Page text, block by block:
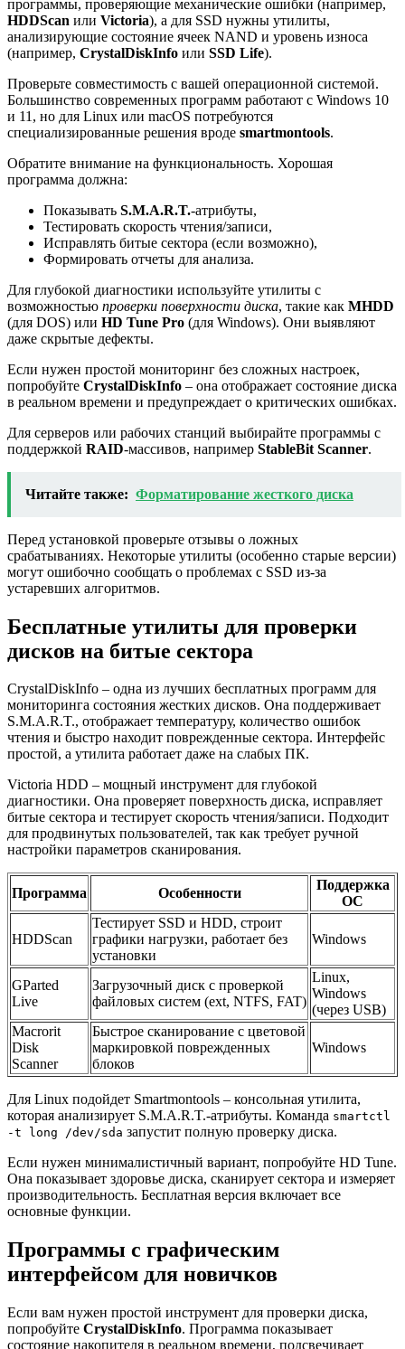
программы, проверяющие механические ошибки (например,
HDDScan или Victoria), а для SSD нужны утилиты,
анализирующие состояние ячеек NAND и уровень износа
(например, CrystalDiskInfo или SSD Life).
Проверьте совместимость с вашей операционной системой.
Большинство современных программ работают с Windows 10
и 11, но для Linux или macOS потребуются
специализированные решения вроде smartmontools.
Обратите внимание на функциональность. Хорошая
программа должна:
Показывать S.M.A.R.T.-атрибуты,
Тестировать скорость чтения/записи,
Исправлять битые сектора (если возможно),
Формировать отчеты для анализа.
Для глубокой диагностики используйте утилиты с
возможностью проверки поверхности диска, такие как MHDD
(для DOS) или HD Tune Pro (для Windows). Они выявляют
даже скрытые дефекты.
Если нужен простой мониторинг без сложных настроек,
попробуйте CrystalDiskInfo – она отображает состояние диска
в реальном времени и предупреждает о критических ошибках.
Для серверов или рабочих станций выбирайте программы с
поддержкой RAID-массивов, например StableBit Scanner.
Читайте также: Форматирование жесткого диска
Перед установкой проверьте отзывы о ложных
срабатываниях. Некоторые утилиты (особенно старые версии)
могут ошибочно сообщать о проблемах с SSD из-за
устаревших алгоритмов.
Бесплатные утилиты для проверки
дисков на битые сектора
CrystalDiskInfo – одна из лучших бесплатных программ для
мониторинга состояния жестких дисков. Она поддерживает
S.M.A.R.T., отображает температуру, количество ошибок
чтения и быстро находит поврежденные сектора. Интерфейс
простой, а утилита работает даже на слабых ПК.
Victoria HDD – мощный инструмент для глубокой
диагностики. Она проверяет поверхность диска, исправляет
битые сектора и тестирует скорость чтения/записи. Подходит
для продвинутых пользователей, так как требует ручной
настройки параметров сканирования.
Программа Особенности
Поддержка
ОС
HDDScan
Тестирует SSD и HDD, строит
графики нагрузки, работает без
установки
Windows
GParted
Live
Загрузочный диск с проверкой
файловых систем (ext, NTFS, FAT)
Linux,
Windows
(через USB)
Macrorit
Disk
Scanner
Быстрое сканирование с цветовой
маркировкой поврежденных
блоков
Windows
Для Linux подойдет Smartmontools – консольная утилита,
которая анализирует S.M.A.R.T.-атрибуты. Команда smartctl
-t long /dev/sda запустит полную проверку диска.
Если нужен минималистичный вариант, попробуйте HD Tune.
Она показывает здоровье диска, сканирует сектора и измеряет
производительность. Бесплатная версия включает все
основные функции.
Программы с графическим
интерфейсом для новичков
Если вам нужен простой инструмент для проверки диска,
попробуйте CrystalDiskInfo. Программа показывает
состояние накопителя в реальном времени, подсвечивает